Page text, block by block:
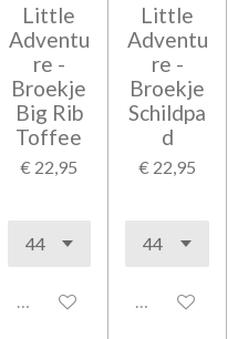
Little
Adventu
re -
Broekje
Big Rib
Toffee
€ 22,95
Uitgeschakeld
Little
Adventu
re -
Broekje
Schildpa
d
€ 22,95